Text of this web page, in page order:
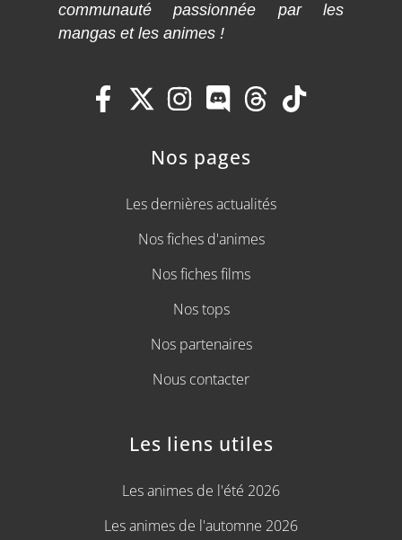
communauté passionnée par les
mangas et les animes !
Nos pages
Les dernières actualités
Nos fiches d'animes
Nos fiches films
Nos tops
Nos partenaires
Nous contacter
Les liens utiles
Les animes de l'été 2026
Les animes de l'automne 2026